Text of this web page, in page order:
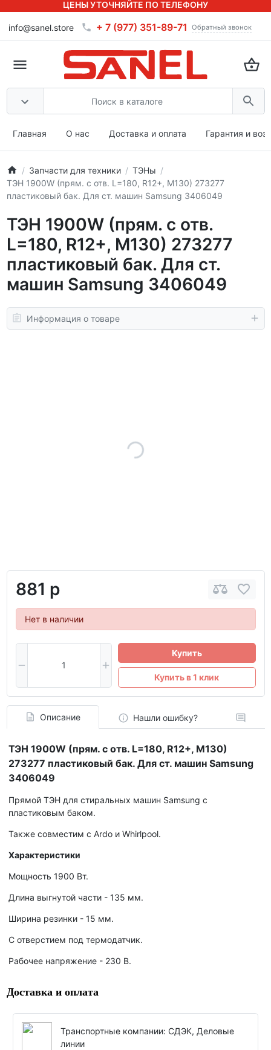
ЦЕНЫ УТОЧНЯЙТЕ ПО ТЕЛЕФОНУ
info@sanel.store + 7 (977) 351-89-71 Обратный звонок
Главная О нас Доставка и оплата Гарантия и
Запчасти для техники
ТЭНы
ТЭН 1900W (прям. с отв. L=180, R12+, M130) 273277
пластиковый бак. Для ст. машин Samsung 3406049
ТЭН 1900W (прям. с отв.
L=180, R12+, M130) 273277
пластиковый бак. Для ст.
машин Samsung 3406049
Информация о товаре
881 р
Нет в наличии
Купить
Купить в 1 клик
Описание Нашли ошибку?
ТЭН 1900W (прям. с отв. L=180, R12+, M130)
273277 пластиковый бак. Для ст. машин Samsung
3406049
Прямой ТЭН для стиральных машин Samsung с
пластиковым баком.
Также совместим с Ardo и Whirlpool.
Характеристики
Мощность 1900 Вт.
Длина выгнутой части - 135 мм.
Ширина резинки - 15 мм.
С отверстием под термодатчик.
Рабочее напряжение - 230 В.
Доставка и оплата
Транспортные компании: СДЭК, Деловые
линии